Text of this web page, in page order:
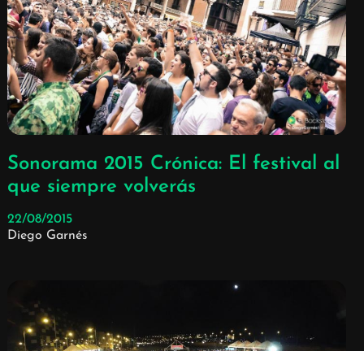
Sonorama 2015 Crónica: El festival al
que siempre volverás
22/08/2015
Diego Garnés